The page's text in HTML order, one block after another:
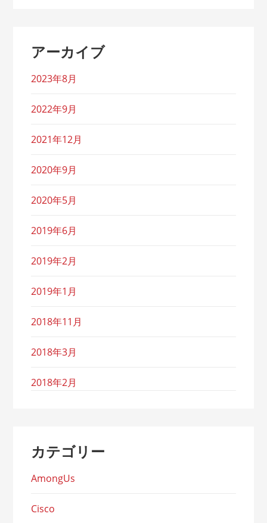
アーカイブ
2023年8月
2022年9月
2021年12月
2020年9月
2020年5月
2019年6月
2019年2月
2019年1月
2018年11月
2018年3月
2018年2月
カテゴリー
AmongUs
Cisco